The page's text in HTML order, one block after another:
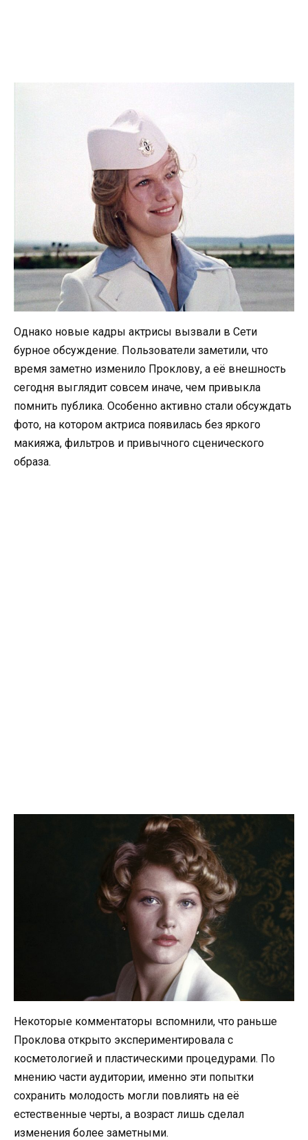
Однако новые кадры актрисы вызвали в Сети
бурное обсуждение. Пользователи заметили, что
время заметно изменило Проклову, а её внешность
сегодня выглядит совсем иначе, чем привыкла
помнить публика. Особенно активно стали обсуждать
фото, на котором актриса появилась без яркого
макияжа, фильтров и привычного сценического
образа.
Некоторые комментаторы вспомнили, что раньше
Проклова открыто экспериментировала с
косметологией и пластическими процедурами. По
мнению части аудитории, именно эти попытки
сохранить молодость могли повлиять на её
естественные черты, а возраст лишь сделал
изменения более заметными.